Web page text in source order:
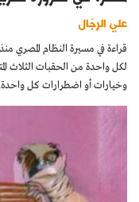
علي الرجّال
لكل واحدة من الحقبات الثلاث
وخيارات أو اضطرارات كل